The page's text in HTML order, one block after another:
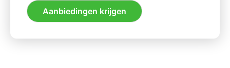
Aanbiedingen krijgen